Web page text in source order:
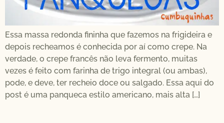
Essa massa redonda fininha que fazemos na frigideira e
depois recheamos é conhecida por aí como crepe. Na
verdade, o crepe francês não leva fermento, muitas
vezes é feito com farinha de trigo integral (ou ambas),
pode, e deve, ter recheio doce ou salgado. Essa aqui do
post é uma panqueca estilo americano, mais alta […]